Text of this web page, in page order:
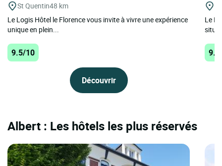
St Quentin48 km
Le Logis Hôtel le Florence vous invite à vivre une expérience
unique en plein...
9.5/10
Découvrir
Le
Albert : Les hôtels les plus réservés